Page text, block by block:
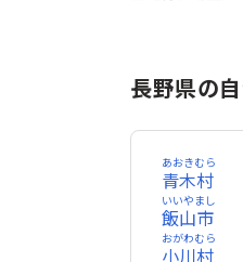
長野県の
青木村
あおきむら
飯山市
いいやまし
小川村
おがわむら